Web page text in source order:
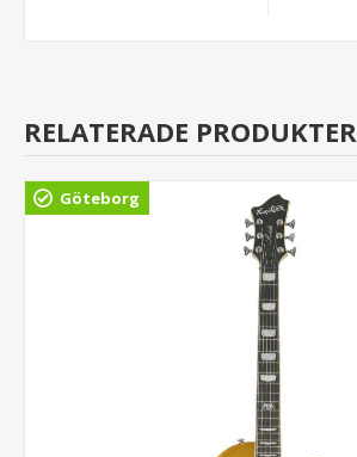
RELATERADE PRODUKTER
Göteborg